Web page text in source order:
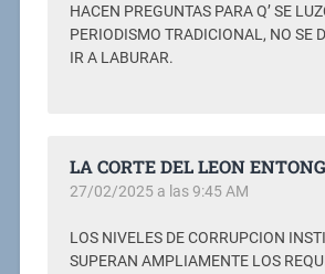
HACEN PREGUNTAS PARA Q’ SE
PERIODISMO TRADICIONAL, NO SE
IR A LABURAR.
LA CORTE DEL LEON
27/02/2025 a las 9:45 AM
LOS NIVELES DE CORRUPCION
SUPERAN AMPLIAMENTE LOS